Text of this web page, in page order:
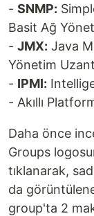
- SNMP:
Basit Ağ
- JMX: Java
Yönetim
- IPMI:
- Akıllı
Daha önce
Groups
tıklanarak,
da
group'ta 2